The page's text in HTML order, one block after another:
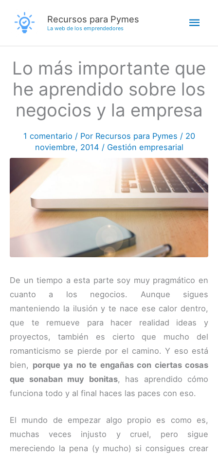
contenido
Recursos para Pymes
La web de los emprendedores
Lo más importante que
he aprendido sobre los
negocios y la empresa
1 comentario / Por Recursos para Pymes / 20
noviembre, 2014 / Gestión empresarial
De un tiempo a esta parte soy muy pragmático en
cuanto a los negocios. Aunque sigues
manteniendo la ilusión y te nace ese calor dentro,
que te remueve para hacer realidad ideas y
proyectos, también es cierto que mucho del
romanticismo se pierde por el camino. Y eso está
bien, porque ya no te engañas con ciertas cosas
que sonaban muy bonitas, has aprendido cómo
funciona todo y al final haces las paces con eso.
El mundo de empezar algo propio es como es,
muchas veces injusto y cruel, pero sigue
mereciendo la pena (y mucho) si consigues crear